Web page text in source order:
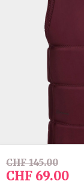
CHF 145.00
CHF 69.00